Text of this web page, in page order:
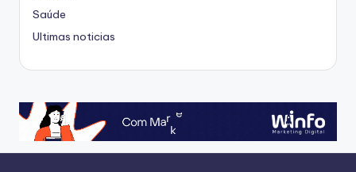
Saúde
Ultimas noticias